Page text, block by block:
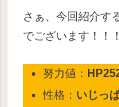
さぁ、今回紹介す
でございます！！
努力値：
性格： いじっ